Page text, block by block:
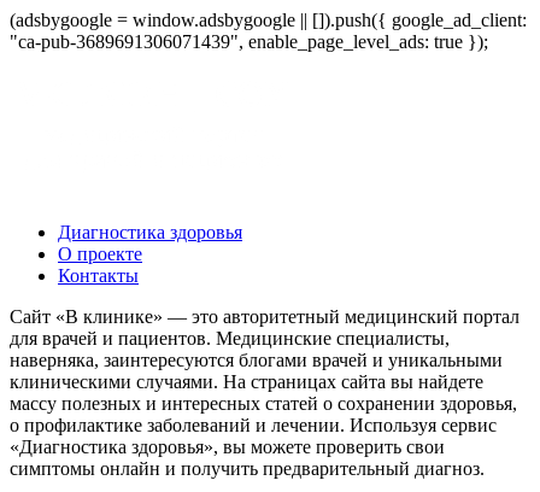
(adsbygoogle = window.adsbygoogle || []).push({ google_ad_client:
"ca-pub-3689691306071439", enable_page_level_ads: true });
Диагностика здоровья
О проекте
Контакты
Сайт «В клинике» — это авторитетный медицинский портал
для врачей и пациентов. Медицинские специалисты,
наверняка, заинтересуются блогами врачей и уникальными
клиническими случаями. На страницах сайта вы найдете
массу полезных и интересных статей о сохранении здоровья,
о профилактике заболеваний и лечении. Используя сервис
«Диагностика здоровья», вы можете проверить свои
симптомы онлайн и получить предварительный диагноз.